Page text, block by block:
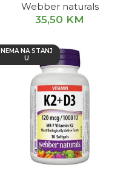
Webber naturals
35,50 KM
NEMA NA STANJ
U